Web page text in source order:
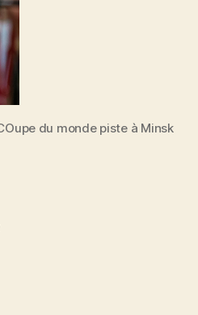
du monde piste à Minsk